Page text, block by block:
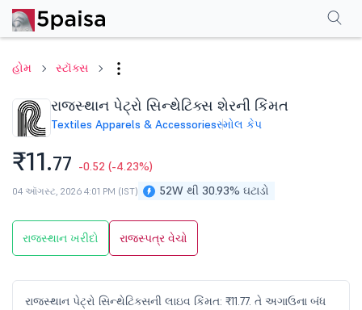
હોમ સ્ટૉક્સ
રાજસ્થાન પેટ્રો સિન્થેટિક્સ શેરની કિંમત
Textiles Apparels & Accessoriesસ્મોલ કેપ
₹11.77 -0.52 (-4.23%)
52W થી 30.93% ઘટાડો
04 ઑગસ્ટ, 2026 4:01 PM (IST)
રાજસ્થાન ખરીદો રાજસ્પત્ર વેચો
રાજસ્થાન પેટ્રો સિન્થેટિક્સની લાઇવ કિંમત: ₹11.77. તે અગાઉના બંધ
પરફોર્મન્સફાઇનાન્શિયલ્સ વધુ